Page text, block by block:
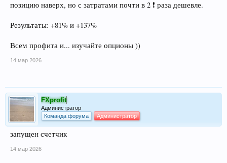
позицию наверх, но с затратами почти в 2 ❗️ раза дешевле.
Результаты: +81% и +137%
Всем профита и... изучайте опционы ))
14 мар 2026
FXprofit
Администратор
Команда форума
Администратор
запущен счетчик
14 мар 2026